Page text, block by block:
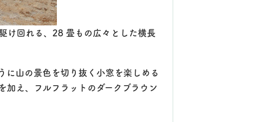
け回れる、28 畳もの広々とした横長
に山の景色を切り抜く小窓を楽しめる
加え、フルフラットのダークブラウン